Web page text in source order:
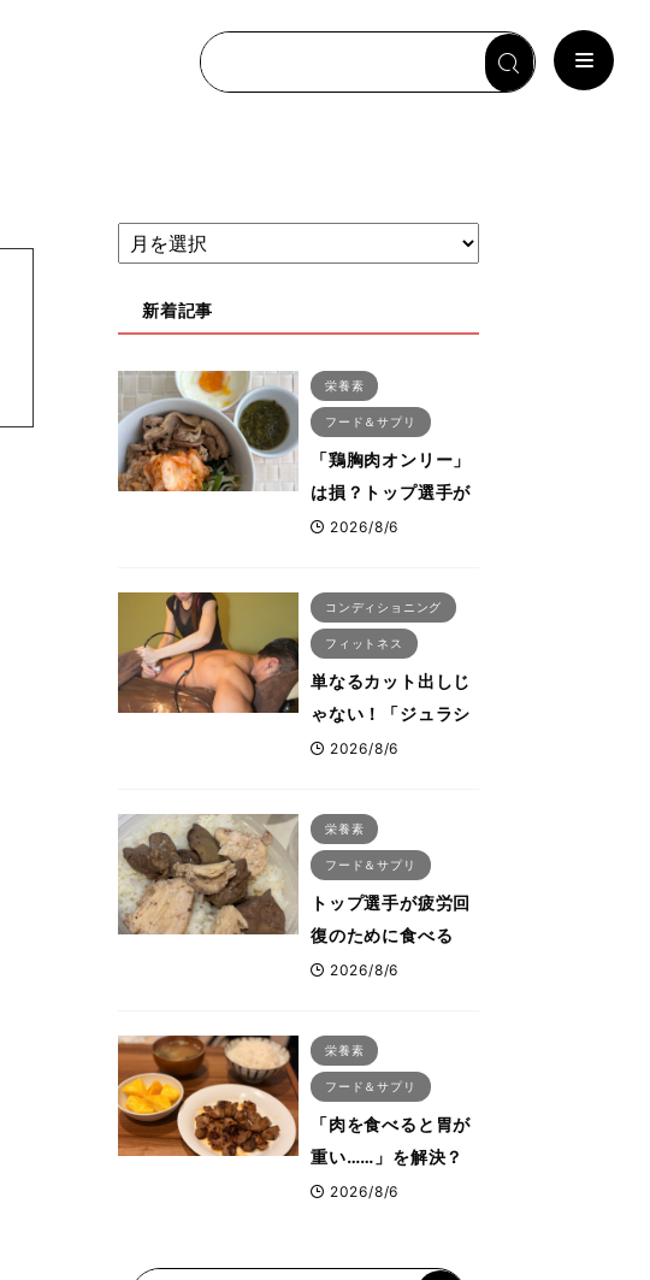
新着記事
栄養素
フード＆サプリ
「鶏胸肉オンリー」
は損？トップ選手が
実践する疲労を残さ
活コンボ
2026/8/6
コンディショニング
フィットネス
単なるカット出しじ
ゃない！「ジュラシ
ック筋膜リリース」
ットした納得の理
由 木澤大祐が解説
2026/8/6
栄養素
フード＆サプリ
トップ選手が疲労回
復のために食べる
「リカバリー飯」と
た鶏レバー活用法
2026/8/6
栄養素
フード＆サプリ
「肉を食べると胃が
重い……」を解決？
トップボディビルダ
2026/8/6